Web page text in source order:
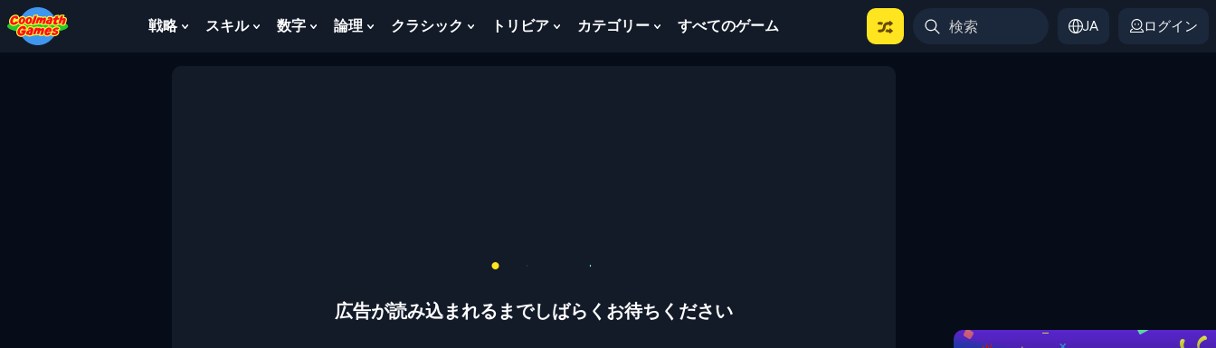
Skip
to
Top
Skip
to
Navigation
Skip
to
Main
Skip
to
Footer
戦略 Showスキル Show
数字 Show
論理 Showクラシック
Showトリビア Showカテゴリー Showすべてのゲーム JA ログイン
広告が読み込まれるまでしばらくお待ちください